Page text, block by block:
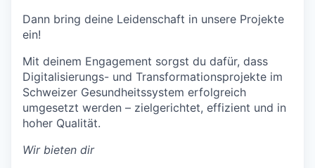
Dann bring deine Leidenschaft in unsere Projekte
ein!
Mit deinem Engagement sorgst du dafür, dass
Digitalisierungs- und Transformationsprojekte im
Schweizer Gesundheitssystem erfolgreich
umgesetzt werden – zielgerichtet, effizient und in
hoher Qualität.
Wir bieten dir